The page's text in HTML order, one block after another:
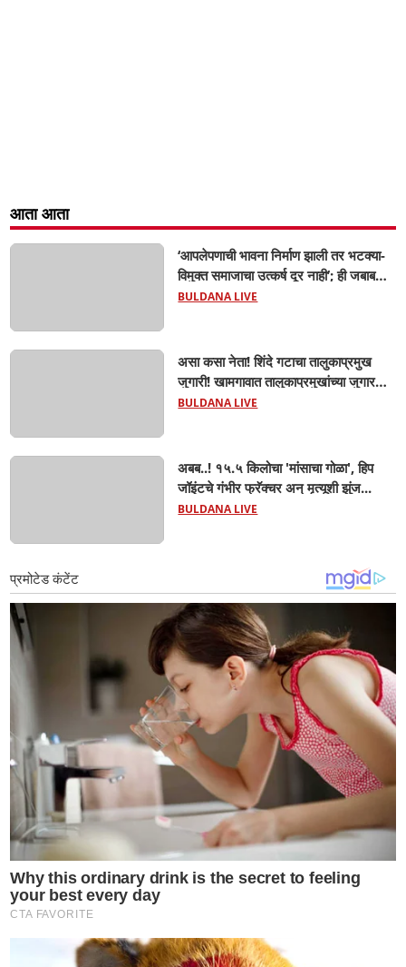
आता आता
‘आपलेपणाची भावना निर्माण झाली तर भटक्या-
विमुक्त समाजाचा उत्कर्ष दूर नाही’; ही जबाबदारी
केवळ सरकारची नाही,आपल्या सर्वांची !
BULDANA LIVE
असा कसा नेता! शिंदे गटाचा तालुकाप्रमुख
जुगारी! खामगावात तालुकाप्रमुखांच्या जुगार
अड्ड्यावर डीवायएसपी पथकाची धाड.. अंधारात
BULDANA LIVE
अबब..! १५.५ किलोचा 'मांसाचा गोळा', हिप
जॉइंटचे गंभीर फ्रॅक्चर अन् मृत्यूशी झुंज...
BULDANA LIVE